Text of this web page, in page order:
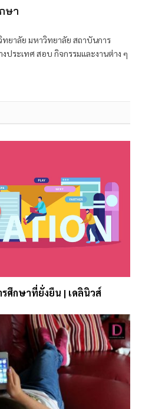
ษา
วิทยาลัย มหาวิทยาลัย สถาบันการ
ประเทศ สอบ กิจกรรมและงานต่าง ๆ
รศึกษาที่ยั่งยืน | เดลินิวส์